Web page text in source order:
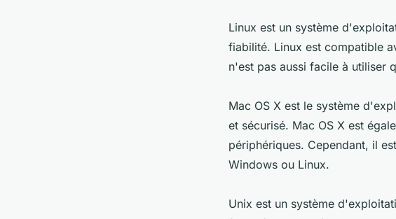
Linux est un système
fiabilité. Linux est compatible
n'est pas aussi facile à utiliser
Mac OS X est le système
et sécurisé. Mac OS X est
périphériques. Cependant, il
Windows ou Linux.
Unix est un système